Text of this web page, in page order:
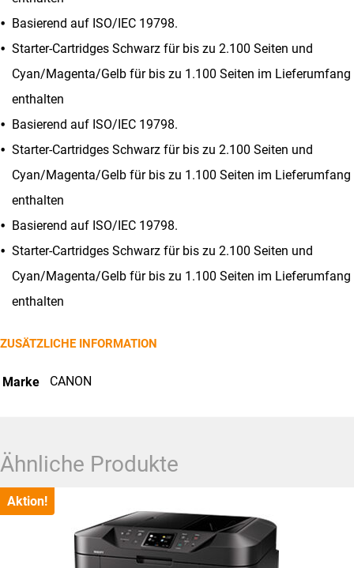
Basierend auf ISO/IEC 19798.
Starter-Cartridges Schwarz für bis zu 2.100 Seiten und
Cyan/Magenta/Gelb für bis zu 1.100 Seiten im Lieferumfang
enthalten
Basierend auf ISO/IEC 19798.
Starter-Cartridges Schwarz für bis zu 2.100 Seiten und
Cyan/Magenta/Gelb für bis zu 1.100 Seiten im Lieferumfang
enthalten
Basierend auf ISO/IEC 19798.
Starter-Cartridges Schwarz für bis zu 2.100 Seiten und
Cyan/Magenta/Gelb für bis zu 1.100 Seiten im Lieferumfang
enthalten
ZUSÄTZLICHE INFORMATION
Marke CANON
Ähnliche Produkte
Aktion!